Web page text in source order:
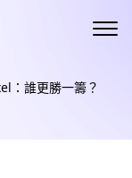
：誰更勝一籌？